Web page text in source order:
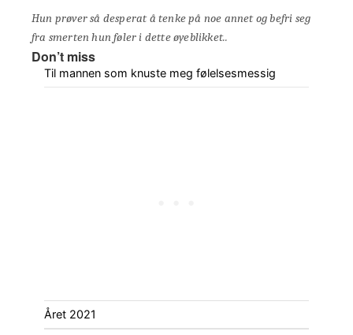
Hun prøver så desperat å tenke på noe annet og befri seg
fra smerten hun føler i dette øyeblikket..
Don’t miss
Til mannen som knuste meg følelsesmessig
Året 2021